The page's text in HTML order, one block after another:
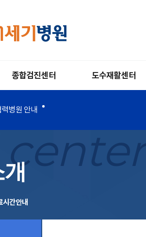
력병원 안내
종합검진센터 도수재활센터
개
시간안내